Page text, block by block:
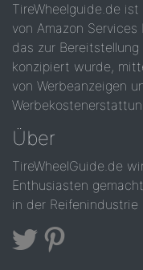
TireWheelguide.de
von Amazon
das zur
konzipiert wurde,
von Werbeanzeigen
Über
TireWheelGuide.de
Enthusiasten
in der Reifenindustrie